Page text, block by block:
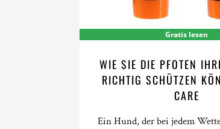
Gratis lesen
WIE SIE DIE PFOTEN
RICHTIG SCHÜTZEN
CARE
Ein Hund, der bei jedem